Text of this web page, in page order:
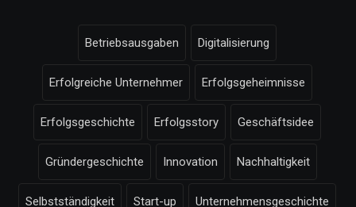
Betriebsausgaben Digitalisierung
Erfolgreiche Unternehmer Erfolgsgeheimnisse
Erfolgsgeschichte Erfolgsstory Geschäftsidee
Gründergeschichte Innovation Nachhaltigkeit
Selbstständigkeit Start-up Unternehmensgeschichte